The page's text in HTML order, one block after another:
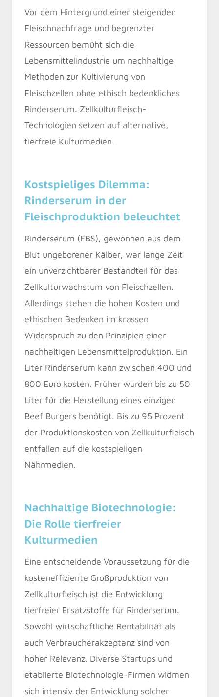
Vor dem Hintergrund einer steigenden
Fleischnachfrage und begrenzter
Ressourcen bemüht sich die
Lebensmittelindustrie um nachhaltige
Methoden zur Kultivierung von
Fleischzellen ohne ethisch bedenkliches
Rinderserum. Zellkulturfleisch-
Technologien setzen auf alternative,
tierfreie Kulturmedien.
Kostspieliges Dilemma:
Rinderserum in der
Fleischproduktion beleuchtet
Rinderserum (FBS), gewonnen aus dem
Blut ungeborener Kälber, war lange Zeit
ein unverzichtbarer Bestandteil für das
Zellkulturwachstum von Fleischzellen.
Allerdings stehen die hohen Kosten und
ethischen Bedenken im krassen
Widerspruch zu den Prinzipien einer
nachhaltigen Lebensmittelproduktion. Ein
Liter Rinderserum kann zwischen 400 und
800 Euro kosten. Früher wurden bis zu 50
Liter für die Herstellung eines einzigen
Beef Burgers benötigt. Bis zu 95 Prozent
der Produktionskosten von Zellkulturfleisch
entfallen auf die kostspieligen
Nährmedien.
Nachhaltige Biotechnologie:
Die Rolle tierfreier
Kulturmedien
Eine entscheidende Voraussetzung für die
kosteneffiziente Großproduktion von
Zellkulturfleisch ist die Entwicklung
tierfreier Ersatzstoffe für Rinderserum.
Sowohl wirtschaftliche Rentabilität als
auch Verbraucherakzeptanz sind von
hoher Relevanz. Diverse Startups und
etablierte Biotechnologie-Firmen widmen
sich intensiv der Entwicklung solcher